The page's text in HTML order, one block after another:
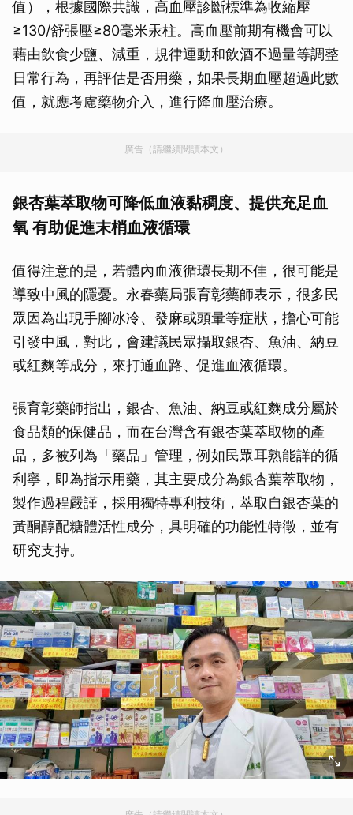
值），根據國際共識，高血壓診斷標準為收縮壓
≥130/舒張壓≥80毫米汞柱。高血壓前期有機會可以
藉由飲食少鹽、減重，規律運動和飲酒不過量等調整
日常行為，再評估是否用藥，如果長期血壓超過此數
值，就應考慮藥物介入，進行降血壓治療。
廣告（請繼續閱讀本文）
銀杏葉萃取物可降低血液黏稠度、提供充足血
氧 有助促進末梢血液循環
值得注意的是，若體內血液循環長期不佳，很可能是
導致中風的隱憂。永春藥局張育彰藥師表示，很多民
眾因為出現手腳冰冷、發麻或頭暈等症狀，擔心可能
引發中風，對此，會建議民眾攝取銀杏、魚油、納豆
或紅麴等成分，來打通血路、促進血液循環。
張育彰藥師指出，銀杏、魚油、納豆或紅麴成分屬於
食品類的保健品，而在台灣含有銀杏葉萃取物的產
品，多被列為「藥品」管理，例如民眾耳熟能詳的循
利寧，即為指示用藥，其主要成分為銀杏葉萃取物，
製作過程嚴謹，採用獨特專利技術，萃取自銀杏葉的
黃酮醇配糖體活性成分，具明確的功能性特徵，並有
研究支持。